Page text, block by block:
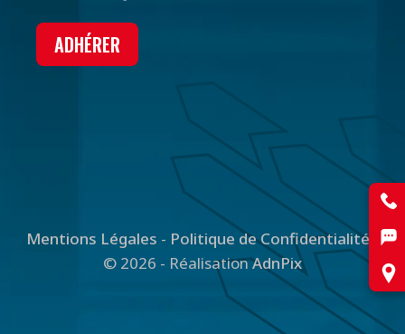
ADHÉRER
Mentions Légales - Politique de Confidentialité
© 2026 - RéalisationAdnPix